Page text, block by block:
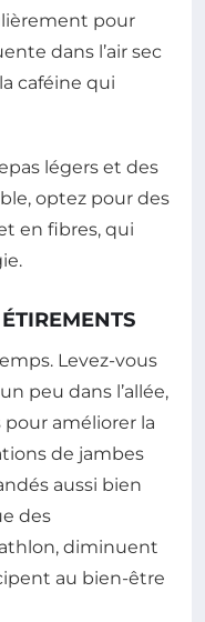
pour
dans l’air sec
caféine qui
légers et des
optez pour des
en fibres, qui
Levez-vous
peu dans l’allée,
améliorer la
de jambes
aussi bien
des
diminuent
au bien-être